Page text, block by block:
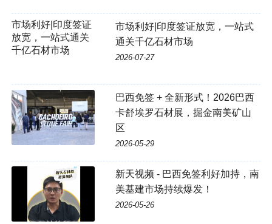
市场利好|印度签证放宽，一站式
通关千亿石材市场
2026-07-27
巴西免签 + 全新形式！2026巴西
卡舒埃罗石材展，掘金南美矿山
区
2026-05-29
新天视频 - 巴西免签利好加持，南
美基建市场持续爆发！
2026-05-26